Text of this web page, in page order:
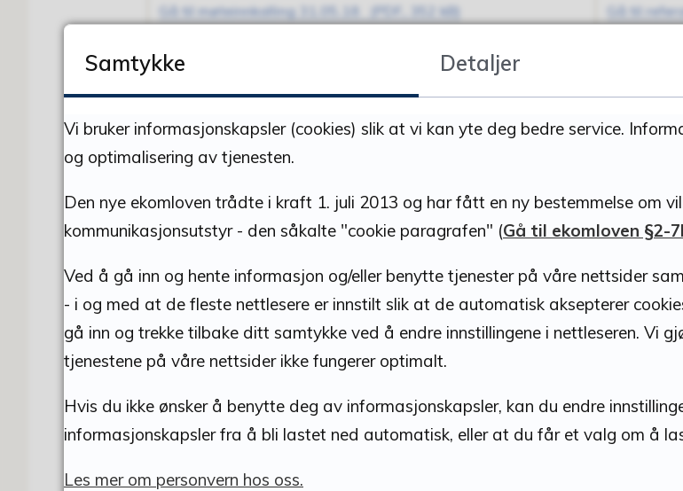
Gå til møteinnkalling 31.05.18 (PDF, 352 kB) Gå til
Gå til møteinnkalling 08.03.18 (PDF, 348 kB)
Gå til møteinnkalling 25.01.18 (PDF, 352 kB) Gå til
Publisert 01.06.2018 10.41
DEL MED ANDRE
Fant du det du lette
Samtykke Detaljer
Vi bruker informasjonskapsler (cookies) slik at vi kan yte deg bedre service.
og optimalisering av tjenesten.
Den nye ekomloven trådte i kraft 1. juli 2013 og har fått en ny bestemmelse om
kommunikasjonsutstyr - den såkalte "cookie paragrafen" (Gå til ekomloven §2-
Ved å gå inn og hente informasjon og/eller benytte tjenester på våre nettsider
- i og med at de fleste nettlesere er innstilt slik at de automatisk aksepterer
gå inn og trekke tilbake ditt samtykke ved å endre innstillingene i nettleseren. Vi
tjenestene på våre nettsider ikke fungerer optimalt.
Hvis du ikke ønsker å benytte deg av informasjonskapsler, kan du endre
informasjonskapsler fra å bli lastet ned automatisk, eller at du får et valg om å
Les mer om personvern hos oss.